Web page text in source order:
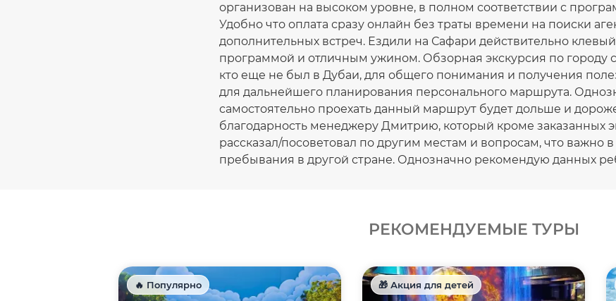
организован на высоком уровне, в полном соответствии с
Удобно что оплата сразу онлайн без траты времени на поиски
дополнительных встреч. Ездили на Сафари действительно
программой и отличным ужином. Обзорная экскурсия по городу
кто еще не был в Дубаи, для общего понимания и получения
для дальнейшего планирования персонального маршрута.
самостоятельно проехать данный маршрут будет дольше и
благодарность менеджеру Дмитрию, который кроме заказанных
рассказал/посоветовал по другим местам и вопросам, что важно
пребывания в другой стране. Однозначно рекомендую данных
РЕКОМЕНДУЕМЫЕ ТУРЫ
🔥 Популярно 🎁 Акция для детей